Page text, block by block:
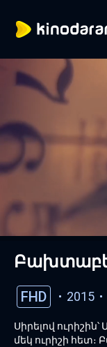
FHD 2015
Սիրելով
մեկ ուրիշի հետ։